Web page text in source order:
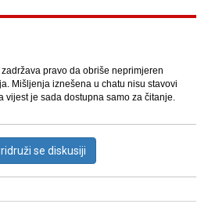
pravo da obriše neprimjeren
Mišljenja iznešena u chatu nisu stavovi
vijest je sada dostupna samo za čitanje.
se diskusiji